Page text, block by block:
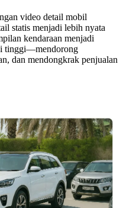
video detail mobil
statis menjadi lebih nyata
kendaraan menjadi
tinggi—mendorong
dan mendongkrak penjualan